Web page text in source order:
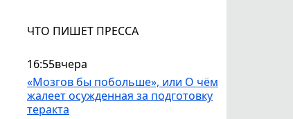
ЧТО ПИШЕТ ПРЕССА
16:55вчера
«Мозгов бы побольше», или О чём
жалеет осужденная за подготовку
теракта